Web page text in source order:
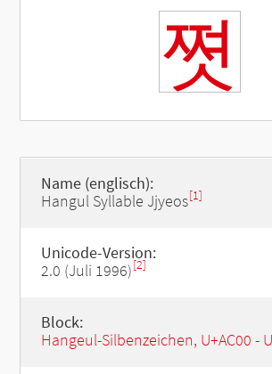
쪗
Name (englisch):
Hangul Syllable Jjyeos[1]
Unicode-Version:
2.0 (Juli 1996)[2]
Block:
Hangeul-Silbenzeichen, U+AC00 -